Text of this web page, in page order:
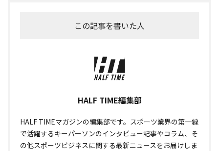
この記事を書いた人
HALF TIME編集部
HALF TIMEマガジンの編集部です。スポーツ業界の第一線
で活躍するキーパーソンのインタビュー記事やコラム、そ
の他スポーツビジネスに関する最新ニュースをお届けしま